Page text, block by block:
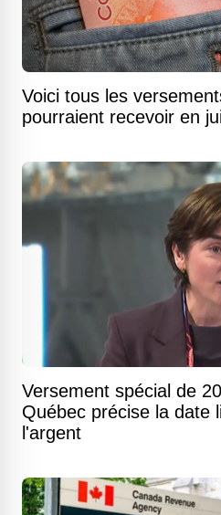
Voici tous les
pourraient recevoir en
Versement spécial de
Québec précise la date
l'argent